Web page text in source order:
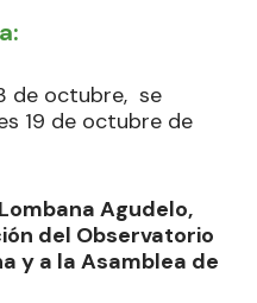
de octubre, se
19 de octubre de
Agudelo,
del Observatorio
y a la Asamblea de